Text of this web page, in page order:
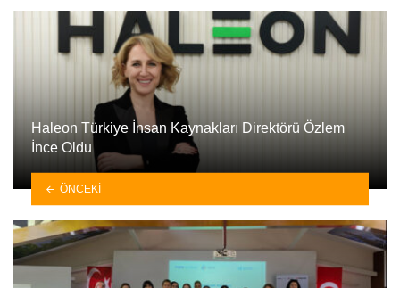
Haleon Türkiye İnsan Kaynakları Direktörü Özlem
İnce Oldu
ÖNCEKI